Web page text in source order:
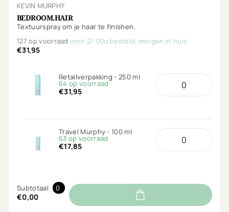
KEVIN MURPHY
BEDROOM.HAIR
Textuurspray om je haar te finishen.
127 op voorraadvoor 21:00u besteld, morgen in huis
€31,95
Retailverpakking - 250 ml
64 op voorraad
€31,95
Travel Murphy - 100 ml
63 op voorraad
€17,85
Subtotaal 0
€0,00